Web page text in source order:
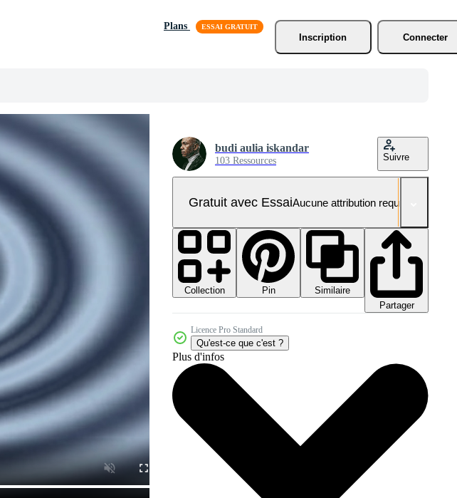
Plans
Inscription
Connecter
budi aulia iskandar
103 Ressources Suivre
Gratuit avec EssaiAucune attribution requise
Collection Pin
Similaire
Partager
Licence Pro Standard
Qu'est-ce que c'est ?
Plus d'infos